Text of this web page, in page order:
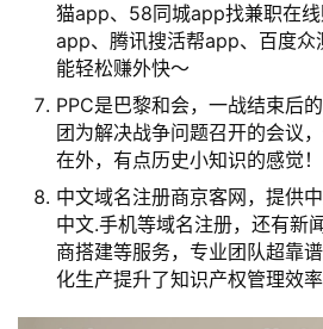
猫app、58同城app找兼职在
app、腾讯搜活帮app、百度众
能轻松赚外快～
PPC是巴黎和会，一战结束后
团为解决战争问题召开的会议
在外，有点历史小知识的感觉！
中文域名注册商京客网，提供
中文.手机等域名注册，还有新
商搭建等服务，专业团队超靠
化生产提升了知识产权管理效率